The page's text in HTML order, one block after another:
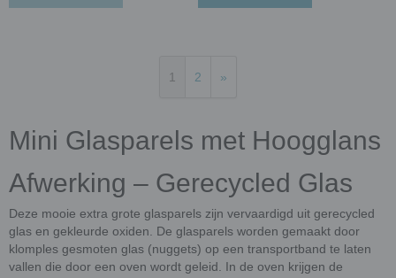
1 2 »
Mini Glasparels met Hoogglans
Afwerking – Gerecycled Glas
Deze mooie extra grote glasparels zijn vervaardigd uit gerecycled
glas en gekleurde oxiden. De glasparels worden gemaakt door
klomples gesmoten glas (nuggets) op een transportband te laten
vallen die door een oven wordt geleid. In de oven krijgen de